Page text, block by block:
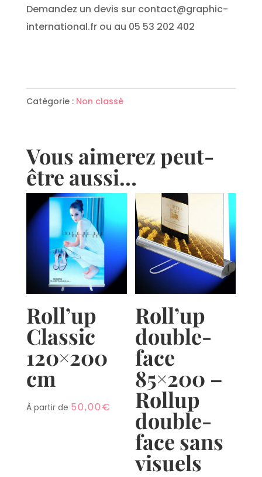
Demandez un devis sur contact@graphic-
international.fr ou au 05 53 202 402
de
Roll'up
cm
Catégorie : Non classé
Vous aimerez peut-
être aussi…
0 Shares
Roll’up
Classic
120×200
cm
À partir de 50,00€
Shares
Roll’up
double-
face
85×200 –
Rollup
double-
face sans
visuels